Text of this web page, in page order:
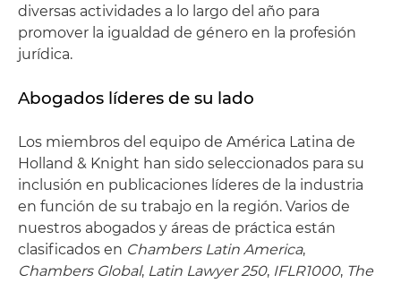
diversas actividades a lo largo del año para
promover la igualdad de género en la profesión
jurídica.
Abogados líderes de su lado
Los miembros del equipo de América Latina de
Holland & Knight han sido seleccionados para su
inclusión en publicaciones líderes de la industria
en función de su trabajo en la región. Varios de
nuestros abogados y áreas de práctica están
clasificados en Chambers Latin America,
Chambers Global, Latin Lawyer 250, IFLR1000, The